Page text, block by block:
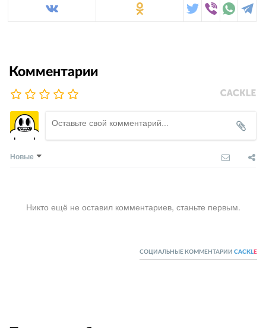
Комментарии
Новые
Никто ещё не оставил комментариев, станьте первым.
СОЦИАЛЬНЫЕ КОММЕНТАРИИ CACKL E